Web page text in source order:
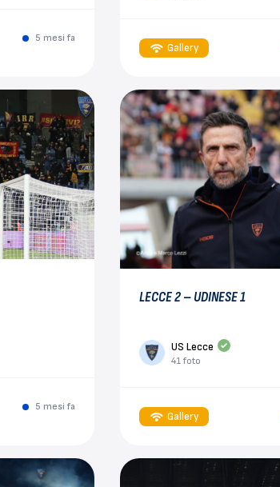
5 mesi fa
Gallery
5 mesi fa
LECCE 2 – UDINESE 1
US Lecce
41 foto
Gallery